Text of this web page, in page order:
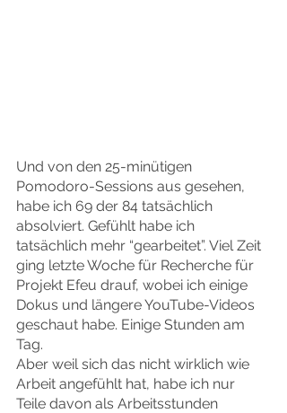
Und von den 25-minütigen
Pomodoro-Sessions aus gesehen,
habe ich 69 der 84 tatsächlich
absolviert. Gefühlt habe ich
tatsächlich mehr “gearbeitet”. Viel Zeit
ging letzte Woche für Recherche für
Projekt Efeu drauf, wobei ich einige
Dokus und längere YouTube-Videos
geschaut habe. Einige Stunden am
Tag.
Aber weil sich das nicht wirklich wie
Arbeit angefühlt hat, habe ich nur
Teile davon als Arbeitsstunden